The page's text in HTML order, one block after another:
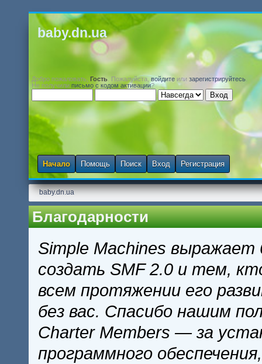
baby.dn.ua
Добро пожаловать, Гость . Пожалуйста,войдите или зарегистрируйтесь
Не получили письмо с кодом активации?
Начало Помощь Поиск Вход Регистрация
baby.dn.ua
Благодарности
Simple Machines выражает
создать SMF 2.0 и тем,
всем протяжении его
без вас. Спасибо нашим
Charter Members — за
программного